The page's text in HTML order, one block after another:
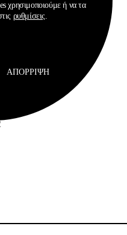
χρησιμοποιούμε ή να τα
ρυθμίσεις.
ΑΠΌΡΡΙΨΗ